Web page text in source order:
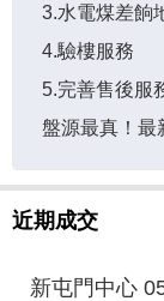
3.水電煤差餉
4.驗樓服務
5.完善售後服
盤源最真！
近期成交
新屯門中心